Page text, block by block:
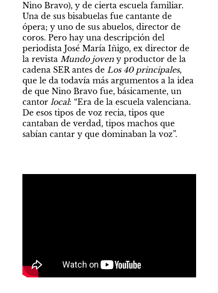
Nino Bravo), y de cierta escuela familiar.
Una de sus bisabuelas fue cantante de
ópera; y uno de sus abuelos, director de
coros. Pero hay una descripción del
periodista José María Iñigo, ex director de
la revista Mundo joven y productor de la
cadena SER antes de Los 40 principales,
que le da todavía más argumentos a la idea
de que Nino Bravo fue, básicamente, un
cantor local: “Era de la escuela valenciana.
De esos tipos de voz recia, tipos que
cantaban de verdad, tipos machos que
sabían cantar y que dominaban la voz”.